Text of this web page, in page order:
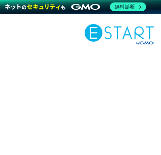
無料診断